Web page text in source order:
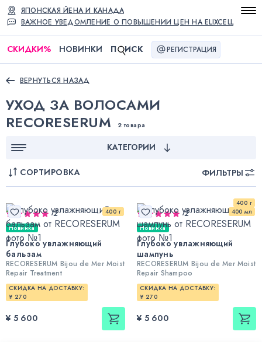
ВАЖНОЕ УВЕДОМЛЕНИЕ О ПОВЫШЕНИИ ЦЕН НА ELIXCELL
ЯПОНСКАЯ ЙЕНА И КАНАДА
СКИДКИ% НОВИНКИ П ИСК РЕГИСТРАЦИЯ
ВЕРНУТЬСЯ НАЗАД
УХОД ЗА ВОЛОСАМИ
RECORESERUM
2 товара
КАТЕГОРИИ
СОРТИРОВКА ФИЛЬТРЫ
400 г
2
Новинка
Глубоко увлажняющий
бальзам
RECORESERUM Bijou de Mer Moist
Repair Treatment
СКИДКА НА ДОСТАВКУ:
¥ 270
¥ 5 600
400 г
400 мл
2
Новинка
Глубоко увлажняющий
шампунь
RECORESERUM Bijou de Mer Moist
Repair Shampoo
СКИДКА НА ДОСТАВКУ:
¥ 270
¥ 5 600